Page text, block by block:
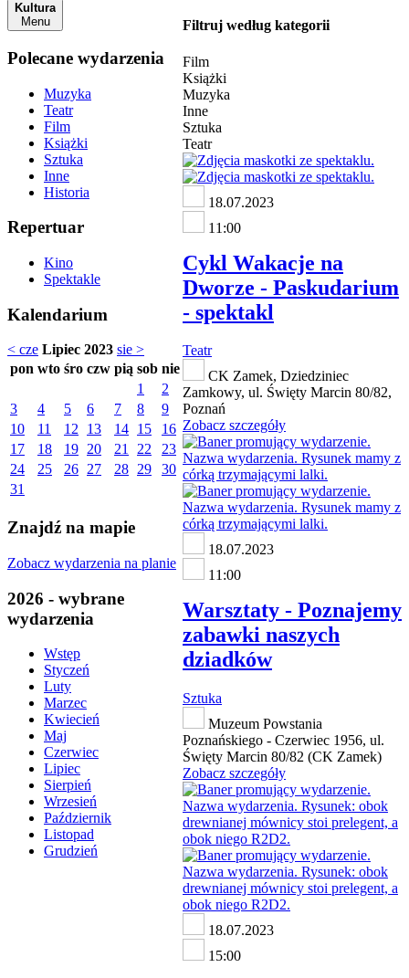
Kultura
Menu
Polecane wydarzenia
Muzyka
Teatr
Film
Książki
Sztuka
Inne
Historia
Repertuar
Kino
Spektakle
Kalendarium
< cze Lipiec 2023 sie >
pon wto śro czw pią sob nie
1
2
3
4 5 6 7 8
9
10
11 12 13 14 15
16
17
18 19 20 21 22
23
24
25 26 27 28 29
30
31
Znajdź na mapie
Zobacz wydarzenia na planie
2026 - wybrane
wydarzenia
Wstęp
Styczeń
Luty
Marzec
Kwiecień
Maj
Czerwiec
Lipiec
Sierpień
Wrzesień
Październik
Listopad
Grudzień
Filtruj według kategorii
Film
Książki
Muzyka
Inne
Sztuka
Teatr
18.07.2023
11:00
Cykl Wakacje na
Dworze - Paskudarium
- spektakl
Teatr
CK Zamek, Dziedziniec
Zamkowy, ul. Święty Marcin 80/82,
Poznań
Zobacz szczegóły
18.07.2023
11:00
Warsztaty - Poznajemy
zabawki naszych
dziadków
Sztuka
Muzeum Powstania
Poznańskiego - Czerwiec 1956, ul.
Święty Marcin 80/82 (CK Zamek)
Zobacz szczegóły
18.07.2023
15:00